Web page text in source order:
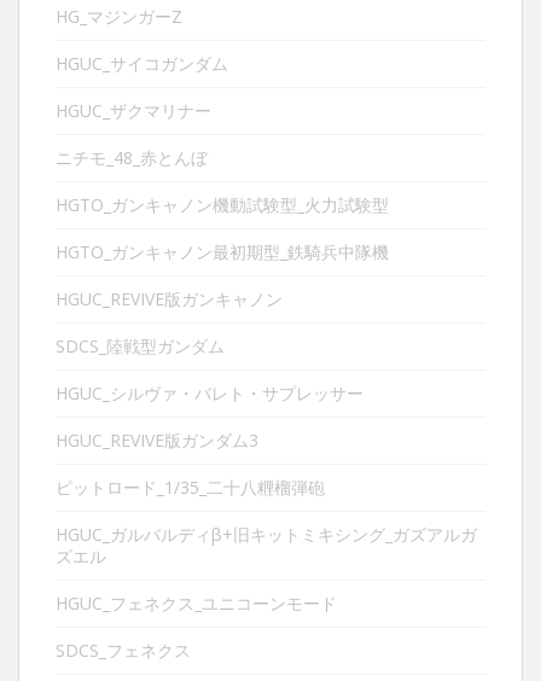
HG_マジンガーZ
HGUC_サイコガンダム
HGUC_ザクマリナー
ニチモ_48_赤とんぼ
HGTO_ガンキャノン機動試験型_火力試験型
HGTO_ガンキャノン最初期型_鉄騎兵中隊機
HGUC_REVIVE版ガンキャノン
SDCS_陸戦型ガンダム
HGUC_シルヴァ・バレト・サプレッサー
HGUC_REVIVE版ガンダム3
ピットロード_1/35_二十八糎榴弾砲
HGUC_ガルバルディβ+旧キットミキシング_ガズアルガ
ズエル
HGUC_フェネクス_ユニコーンモード
SDCS_フェネクス